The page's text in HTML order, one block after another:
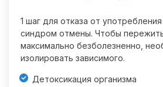
1 шаг для отказа от
синдром отмены. Чтобы
максимально безболезненно,
изолировать зависимого.
Детоксикация организма